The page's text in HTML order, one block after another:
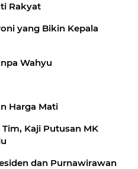
Rakyat
yang Bikin Kepala
Wahyu
Harga Mati
Kaji Putusan MK
dan Purnawirawan